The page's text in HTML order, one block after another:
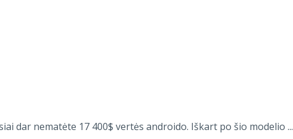
dar nematėte 17 400$ vertės androido. Iškart po šio modelio ...